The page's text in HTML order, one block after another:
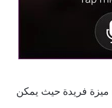
يقدم Microsoft Translator ميزة فريدة حيث يمكن